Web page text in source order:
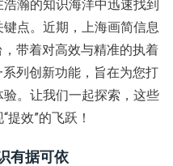
瀚的知识海洋中迅速找到
点。近期，上海画简信息
带着对高效与精准的执着
列创新功能，旨在为您打
。让我们一起探索，这些
效”的飞跃！
有据可依